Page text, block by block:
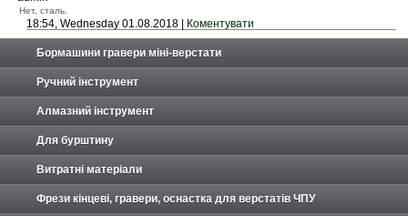
Нет, сталь.
18:54, Wednesday 01.08.2018 | Коментувати
Бормашини гравери міні-верстати
Ручний інструмент
Алмазний інструмент
Для бурштину
Витратні матеріали
Фрези кінцеві, гравери, оснастка для верстатів ЧПУ